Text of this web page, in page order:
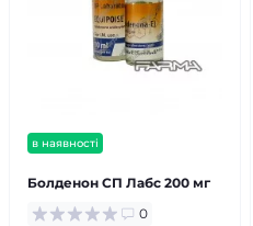
в наявності
Болденон СП Лабс 200 мг
0